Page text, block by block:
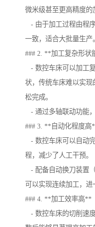
微米级甚至更高精度的
- 由于加工过程由程
一致，适合大批量生产。
### 2. **加工复杂形状
- 数控车床可以加工
状，传统车床难以实
松完成。
- 通过多轴联动功能
### 3. **自动化程度高
- 数控车床可以自动
程，减少了人工干预。
- 配备自动换刀装置
可以实现连续加工，进
### 4. **加工效率高**
- 数控车床的切削速